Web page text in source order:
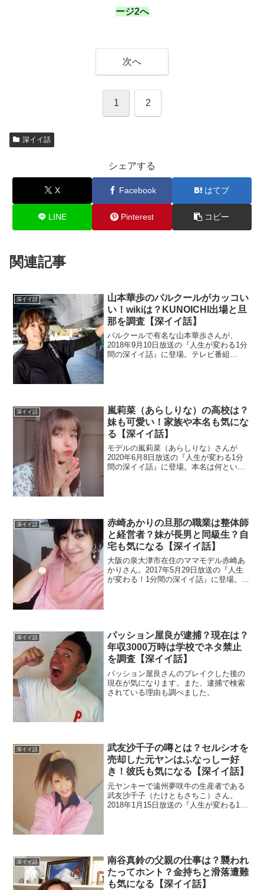
ージ2へ
次へ
1 2
深イイ話
シェアする
X Facebook はてブ
LINE Pinterest コピー
関連記事
深イイ話
山本華歩のパルクールがカッコい
い！wikiは？KUNOICHI出場と旦
那を調査【深イイ話】
パルクールで有名な山本華歩さんが、
2018年9月10日放送の『人生が変わる1分
間の深イイ話』に登場。テレビ番組
深イイ話
嵐莉菜（あらしりな）の高校は？
妹も可愛い！家族や本名も気にな
る【深イイ話】
モデルの嵐莉菜（あらしりな）さんが
2020年6月8日放送の『人生が変わる1分
間の深イイ話』に登場。本名は何という
深イイ話
赤崎あかりの旦那の職業は整体師
と経営者？妹が長男と同級生？自
宅も気になる【深イイ話】
大阪の泉大津市在住のママモデル赤崎あ
かりさん。2017年5月29日放送の『人生
が変わる！1分間の深イイ話』に登場。一
深イイ話
パッション屋良が逮捕？現在は？
年収3000万時は学校でネタ禁止
を調査【深イイ話】
パッション屋良さんのブレイクした後の
現在が気になります。また、逮捕で検索
されている理由も調べました。
深イイ話
武友沙千子の噂とは？セルシオを
売却した元ヤンはふなっしー好
き！彼氏も気になる【深イイ話】
元ヤンキーで遠州夢咲牛の生産者である
武友沙千子（たけともさちこ）さん。
2018年1月15日放送の『人生が変わる1分
深イイ話
南谷真鈴の父親の仕事は？襲われ
たってホント？金持ちと滑落遭難
も気になる【深イイ話】